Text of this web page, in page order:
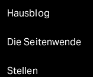
Hausblog
Die Seitenwende
Stellen